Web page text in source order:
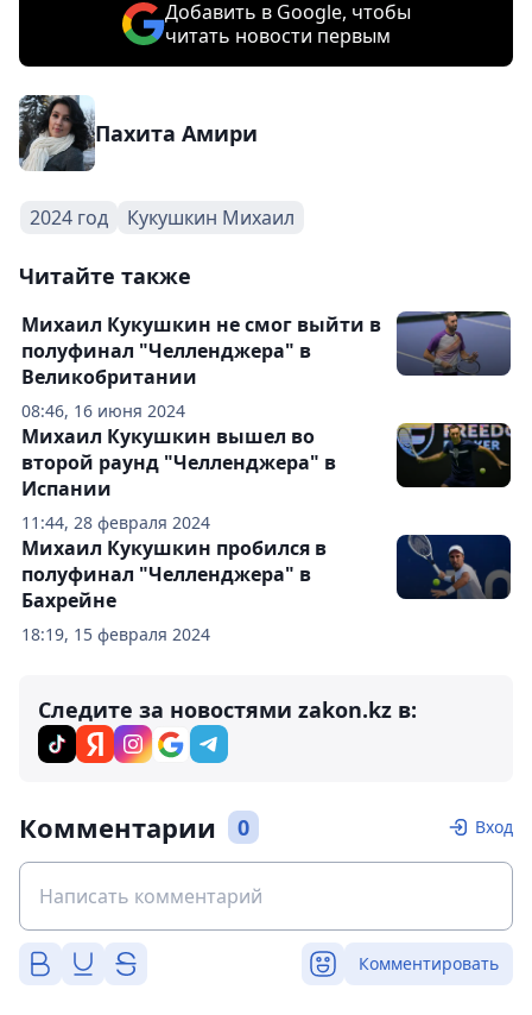
Добавить в Google, чтобы
читать новости первым
Пахита Амири
2024 год Кукушкин Михаил
Читайте также
08:46, 16 июня 2024
Михаил Кукушкин не смог выйти в
полуфинал "Челленджера" в
Великобритании
11:44, 28 февраля 2024
Михаил Кукушкин вышел во
второй раунд "Челленджера" в
Испании
18:19, 15 февраля 2024
Михаил Кукушкин пробился в
полуфинал "Челленджера" в
Бахрейне
Следите за новостями zakon.kz в:
Комментарии 0 Вход
Комментировать